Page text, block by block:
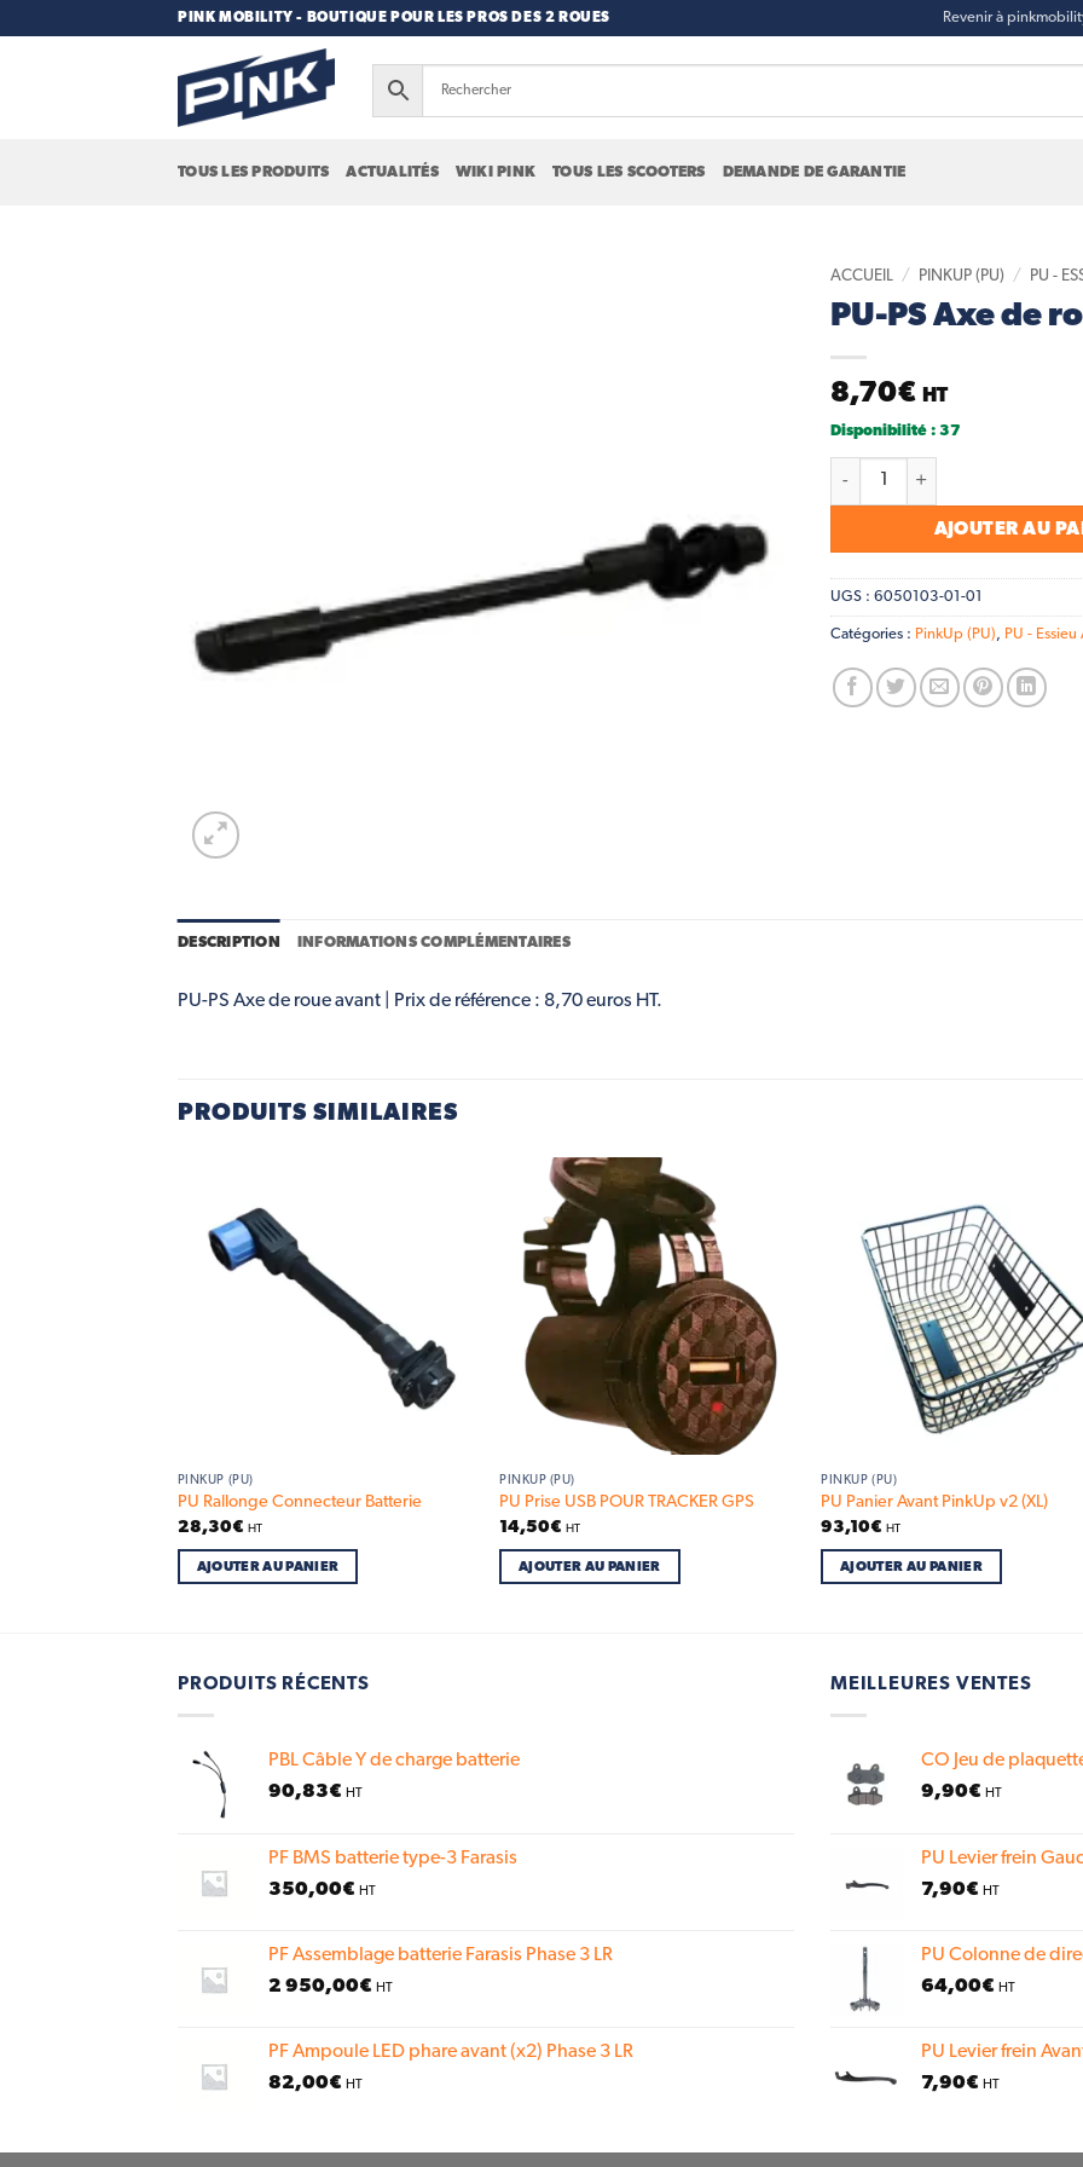
PINK MOBILITY - BOUTIQUE POUR LES PROS DES 2 ROUES Revenir à
TOUS LES PRODUITS ACTUALITÉS WIKI PINK TOUS LES SCOOTERS DEMANDE DE GARANTIE
ACCUEIL / PINKUP (PU) / PU -
PU-PS Axe de
8,70€ HT
Disponibilité : 37
quantité de PU-PS Axe de
AJOUTER AU
UGS : 6050103-01-01
Catégories : PinkUp (PU) , PU - Essieu
DESCRIPTION INFORMATIONS COMPLÉMENTAIRES
PU-PS Axe de roue avant | Prix de référence : 8,70 euros HT.
PRODUITS SIMILAIRES
PINKUP (PU)
PU Rallonge Connecteur Batterie
28,30€ HT
AJOUTER AU PANIER
PINKUP (PU)
PU Prise USB POUR TRACKER GPS
14,50€ HT
AJOUTER AU PANIER
PINKUP (PU)
PU Panier Avant PinkUp v2 (XL)
93,10€ HT
AJOUTER AU PANIER
PRODUITS RÉCENTS
PBL Câble Y de charge batterie
90,83€ HT
PF BMS batterie type-3 Farasis
350,00€ HT
PF Assemblage batterie Farasis Phase 3 LR
2 950,00€ HT
PF Ampoule LED phare avant (x2) Phase 3 LR
82,00€ HT
MEILLEURES VENTES
CO Jeu de
9,90€ HT
PU Levier frein
7,90€ HT
PU Colonne de
64,00€ HT
PU Levier frein
7,90€ HT